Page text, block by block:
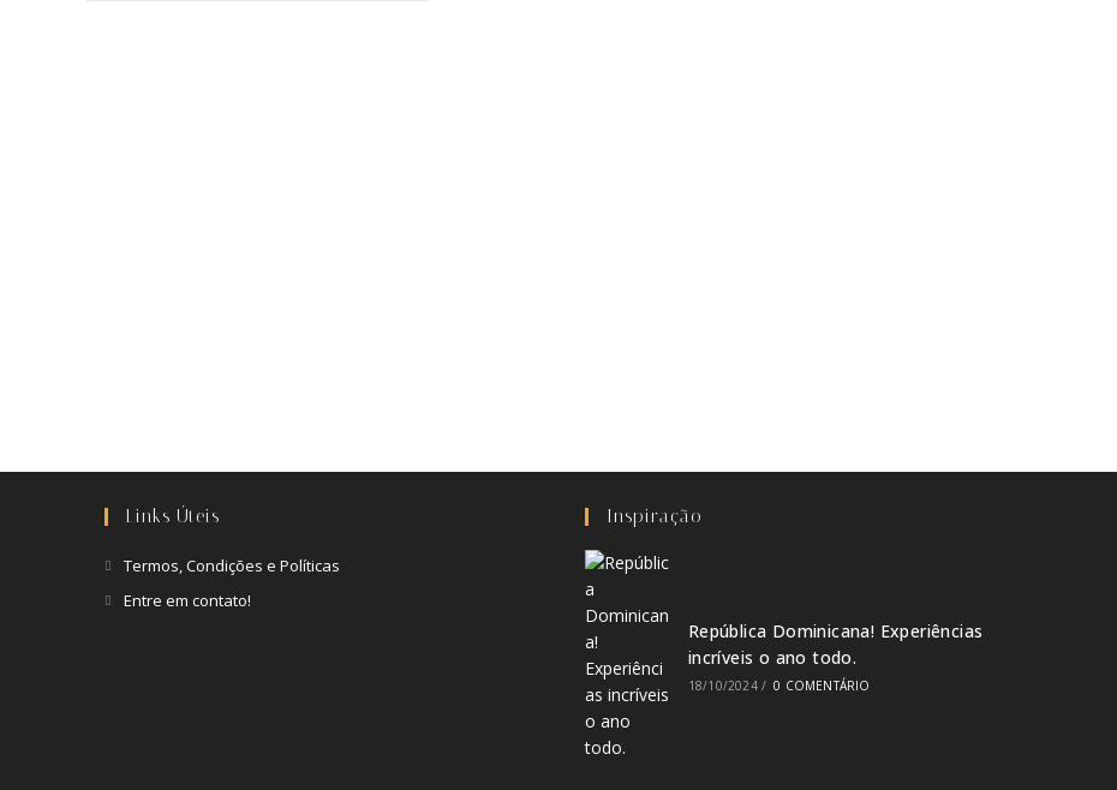
Links Úteis
Termos, Condições e Políticas
Entre em contato!
Inspiração
República Dominicana! Experiências
incríveis o ano todo.
18/10/2024 / 0 COMENTÁRIO